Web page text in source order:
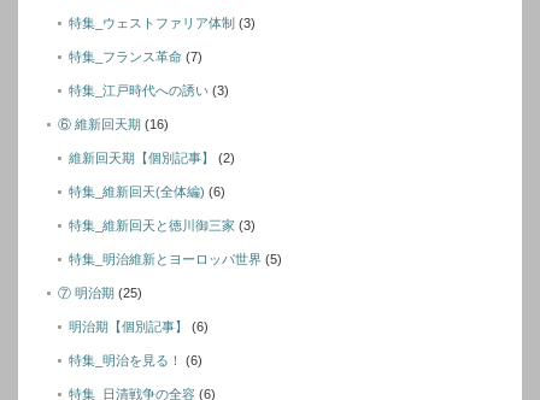
特集_ウェストファリア体制 (3)
特集_フランス革命 (7)
特集_江戸時代への誘い (3)
⑥ 維新回天期 (16)
維新回天期【個別記事】 (2)
特集_維新回天(全体編) (6)
特集_維新回天と徳川御三家 (3)
特集_明治維新とヨーロッパ世界 (5)
⑦ 明治期 (25)
明治期【個別記事】 (6)
特集_明治を見る！ (6)
特集_日清戦争の全容 (6)